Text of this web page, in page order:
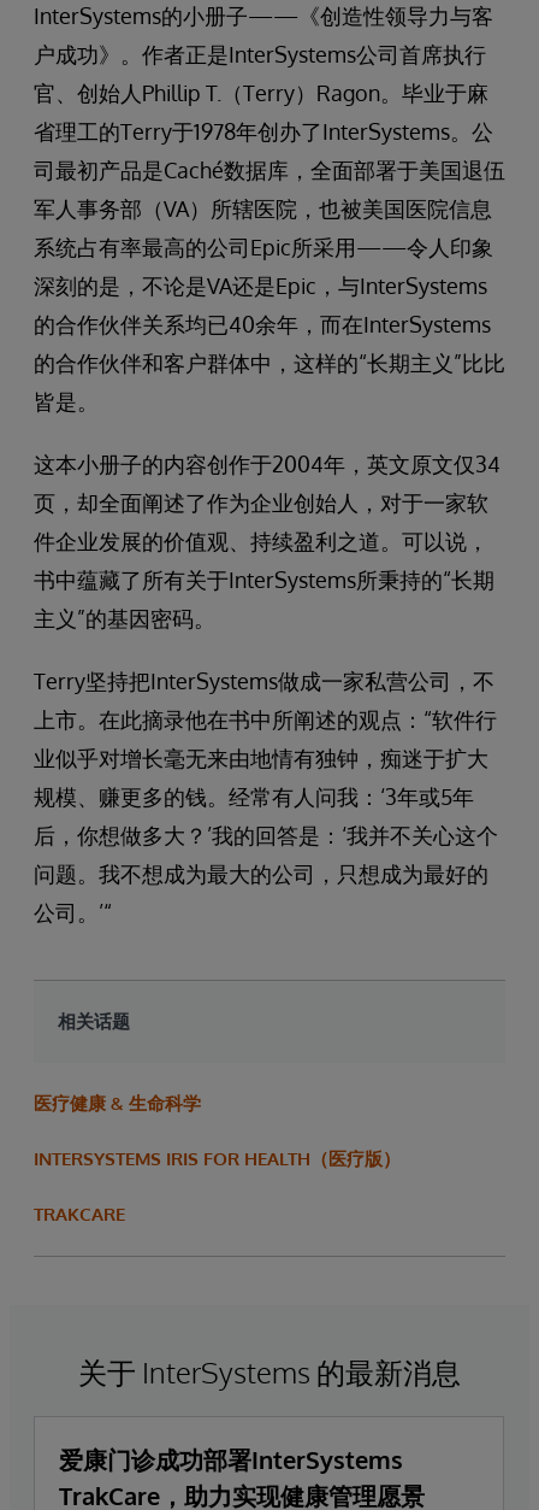
InterSystems的小册子——《创造性领导力与客
户成功》。作者正是InterSystems公司首席执行
官、创始人Phillip T.（Terry）Ragon。毕业于麻
省理工的Terry于1978年创办了InterSystems。公
司最初产品是Caché数据库，全面部署于美国退伍
军人事务部（VA）所辖医院，也被美国医院信息
系统占有率最高的公司Epic所采用——令人印象
深刻的是，不论是VA还是Epic，与InterSystems
的合作伙伴关系均已40余年，而在InterSystems
的合作伙伴和客户群体中，这样的“长期主义”比比
皆是。
这本小册子的内容创作于2004年，英文原文仅34
页，却全面阐述了作为企业创始人，对于一家软
件企业发展的价值观、持续盈利之道。可以说，
书中蕴藏了所有关于InterSystems所秉持的“长期
主义”的基因密码。
Terry坚持把InterSystems做成一家私营公司，不
上市。在此摘录他在书中所阐述的观点：“软件行
业似乎对增长毫无来由地情有独钟，痴迷于扩大
规模、赚更多的钱。经常有人问我：‘3年或5年
后，你想做多大？’我的回答是：‘我并不关心这个
问题。我不想成为最大的公司，只想成为最好的
公司。’“
相关话题
医疗健康 & 生命科学
INTERSYSTEMS IRIS FOR HEALTH（医疗版）
TRAKCARE
关于 InterSystems 的最新消息
爱康门诊成功部署InterSystems
TrakCare，助力实现健康管理愿景